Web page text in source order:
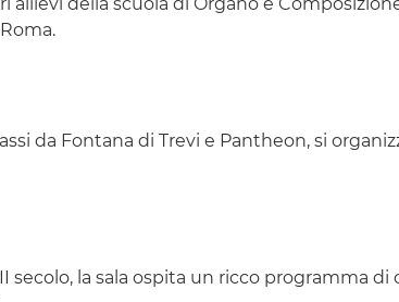
da Fontana di Trevi e Pantheon, si
la sala ospita un ricco programma di